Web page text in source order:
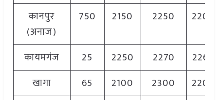
कानपुर
(अनाज)
750 2150 2250 2200
कायमगंज 25 2250 2270
2260
खागा
65 2100 2300
2200